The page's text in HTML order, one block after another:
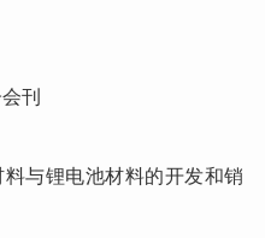
刊
与锂电池材料的开发和销